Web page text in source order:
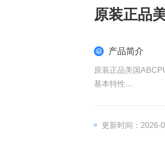
原装正品
产品简介
原装正品美国
基本特性​
通信协议​：支持RS-
更新时间：2026-